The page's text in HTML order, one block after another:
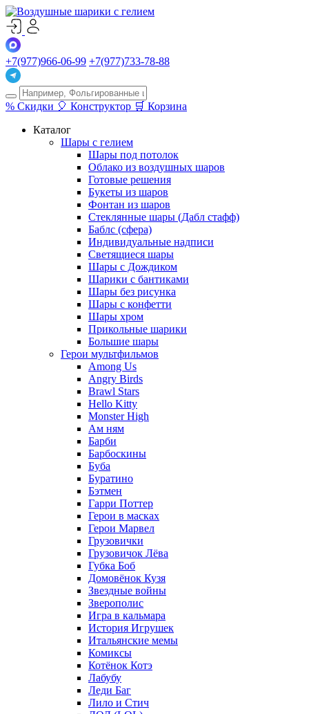
+7(977)966-06-99 +7(977)733-78-88
% Скидки 🎈 Конструктор 🛒 Корзина
Каталог
Шары с гелием
Шары под потолок
Облако из воздушных шаров
Готовые решения
Букеты из шаров
Фонтан из шаров
Стеклянные шары (Дабл стафф)
Баблс (сфера)
Индивидуальные надписи
Светящиеся шары
Шары с Дождиком
Шарики с бантиками
Шары без рисунка
Шары с конфетти
Шары хром
Прикольные шарики
Большие шары
Герои мультфильмов
Among Us
Angry Birds
Brawl Stars
Hello Kitty
Monster High
Ам ням
Барби
Барбоскины
Буба
Буратино
Бэтмен
Гарри Поттер
Герои в масках
Герои Марвел
Грузовички
Грузовичок Лёва
Губка Боб
Домовёнок Кузя
Звездные войны
Зверополис
Игра в кальмара
История Игрушек
Итальянские мемы
Комиксы
Котёнок Котэ
Лабубу
Леди Баг
Лило и Стич